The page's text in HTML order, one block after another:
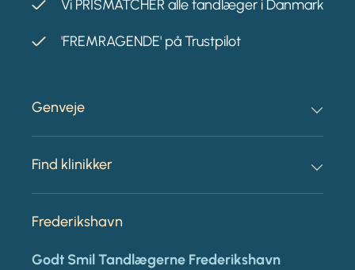
Vi PRISMATCHER alle tandlæger i Danmark
'FREMRAGENDE' på Trustpilot
Genveje
Find klinikker
Frederikshavn
Godt Smil Tandlægerne Frederikshavn